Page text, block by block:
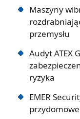
Maszyny
przemysłu
Audyt ATEX
ryzyka
EMER